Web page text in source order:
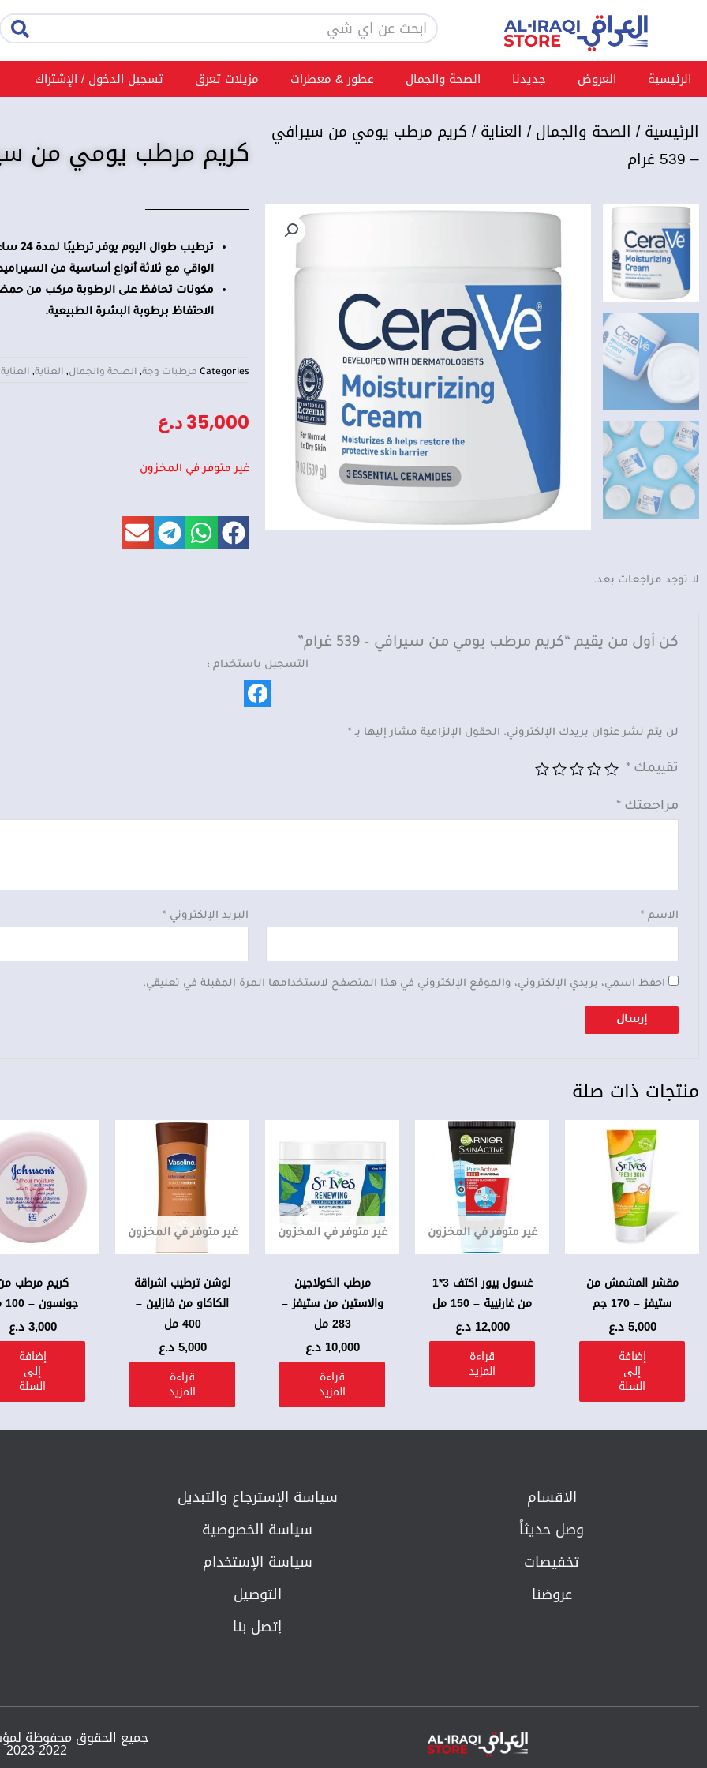
Search
الرئيسية العروض جديدنا الصحة والجمال عطور & معطرات مزيلات تعرق تسجيل الدخول / الإشتراك
الرئيسية/ الصحة والجمال/ العناية/ كريم مرطب يومي من سيرافي
– 539 غرام
كريم مرطب يومي من سيرافي
ترطيب
الواقي مع ثلاثة أنواع أساسية من
مكونات تحافظ على الرطوبة مركب من
الاحتفاظ برطوبة البشرة الطبيعية.
Categories مرطبات وجة, الصحة والجمال, العناية,
35,000د.ع
غير متوفر في المخزون
لا توجد مراجعات بعد.
كن أول من يقيم “كريم مرطب يومي من سيرافي – 539 غرام”
التسجيل باستخدام :
لن يتم نشر عنوان بريدك الإلكتروني. الحقول الإلزامية مشار إليها بـ*
تقييمك*
مراجعتك*
الاسم* البريد الإلكتروني *
احفظ اسمي، بريدي الإلكتروني، والموقع الإلكتروني في هذا المتصفح لاستخدامها المرة المقبلة في تعليقي.
منتجات ذات صلة
مقشر المشمش من
ستيفز – 170 جم
5,000د.ع
إضافة
إلى
السلة
غير متوفر في المخزون
غسول بيور اكتف 3*1
من غارنيية – 150 مل
12,000 د.ع
قراءة
المزيد
غير متوفر في المخزون
مرطب الكولاجين
والاستين من ستيفز –
283 مل
10,000 د.ع
قراءة
المزيد
غير متوفر في المخزون
لوشن ترطيب اشراقة
الكاكاو من فازلين –
400 مل
5,000د.ع
قراءة
المزيد
كريم مرطب
جونسون – 100 مل
3,000د.ع
إضافة
إلى
السلة
الاقسام
وصل حديثاً
تخفيصات
عروضنا
سياسة الإسترجاع والتبديل​
سياسة الخصوصية
سياسة الإستخدام
التوصيل
إتصل بنا
جميع الحقوق محفوظة
2023-2022